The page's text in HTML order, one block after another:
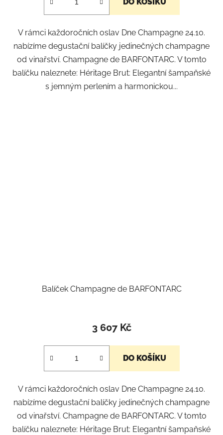
V rámci každoročních oslav Dne Champagne 24.10.
nabízíme degustační balíčky jedinečných champagne
od vinařství. Champagne de BARFONTARC. V tomto
balíčku naleznete: Héritage Brut: Elegantní šampaňské
s jemným perlením a harmonickou...
Balíček Champagne de BARFONTARC
3 607 Kč
DO KOŠÍKU
V rámci každoročních oslav Dne Champagne 24.10.
nabízíme degustační balíčky jedinečných champagne
od vinařství. Champagne de BARFONTARC. V tomto
balíčku naleznete: Héritage Brut: Elegantní šampaňské